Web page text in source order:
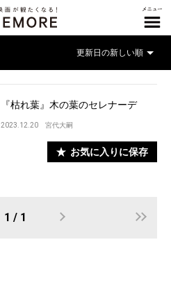
『枯れ葉』木の葉のセレナーデ
2023.12.20 宮代大嗣
お気に入りに保存
1 / 1